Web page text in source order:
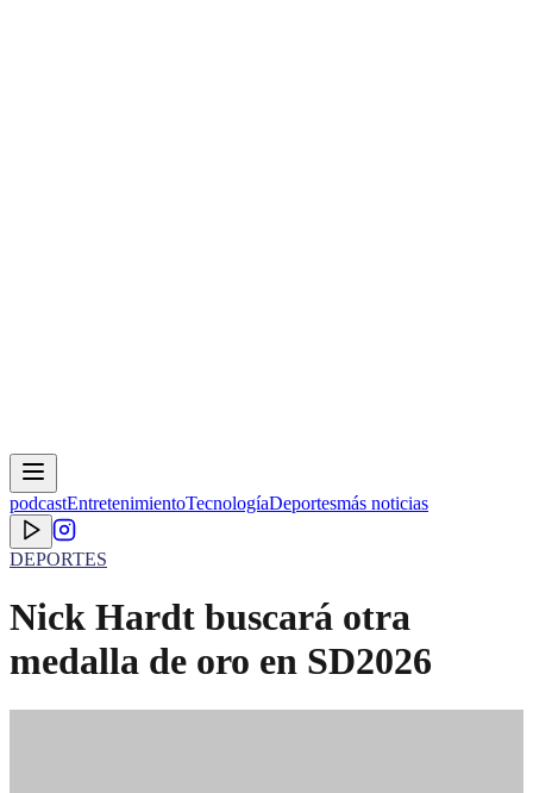
podcastEntretenimientoTecnologíaDeportesmás noticias
DEPORTES
Nick Hardt buscará otra
medalla de oro en SD2026